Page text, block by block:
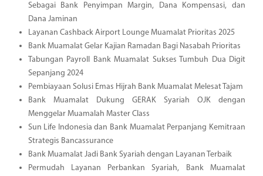
Sebagai Bank Penyimpan Margin, Dana Kompensasi, dan
Dana Jaminan
Layanan Cashback Airport Lounge Muamalat Prioritas 2025
Bank Muamalat Gelar Kajian Ramadan Bagi Nasabah Prioritas
Tabungan Payroll Bank Muamalat Sukses Tumbuh Dua Digit
Sepanjang 2024
Pembiayaan Solusi Emas Hijrah Bank Muamalat Melesat Tajam
Bank Muamalat Dukung GERAK Syariah OJK dengan
Menggelar Muamalah Master Class
Sun Life Indonesia dan Bank Muamalat Perpanjang Kemitraan
Strategis Bancassurance
Bank Muamalat Jadi Bank Syariah dengan Layanan Terbaik
Permudah Layanan Perbankan Syariah, Bank Muamalat